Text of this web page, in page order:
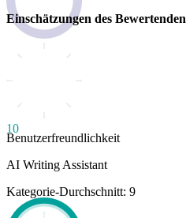
Einschätzungen des Bewertenden
10
Benutzerfreundlichkeit
AI Writing Assistant
Kategorie-Durchschnitt: 9